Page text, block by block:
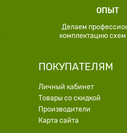
ОПЫТ
Делаем
комплектацию
ПОКУПАТЕЛЯМ
Личный кабинет
Товары со скидкой
Производители
Карта сайта